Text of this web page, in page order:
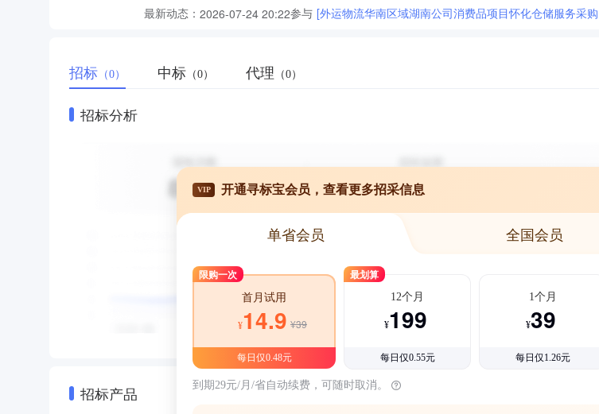
最新动态： 2026-07-24 20:22参与 [外运物流华南区域湖南公司消费品项目怀化仓储服务采
招标 （0） 中标 （0） 代理 （0）
招标分析
招标产品
VIP 开通寻标宝会员，查看更多招采信息
单省会员 全国会员
限购一次
首月试用
¥14.9 ¥39
每日仅0.48元
最划算
12个月
¥199
每日仅0.55元
1个月
¥39
每日仅1.26元
到期29元/月/省自动续费，可随时取消。